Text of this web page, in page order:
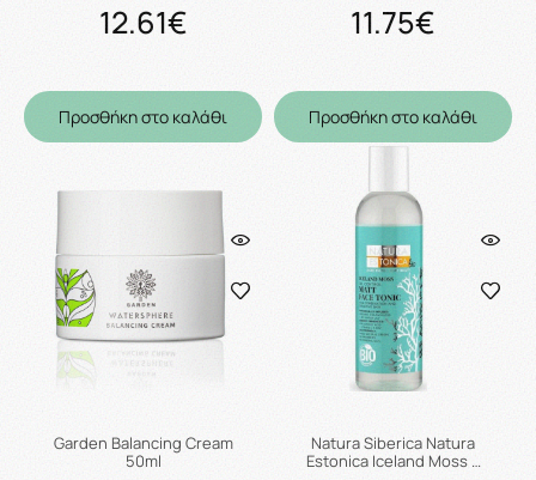
12.61€
Προσθήκη στο καλάθι
11.75€
Προσθήκη στο καλάθι
Garden Balancing Cream
50ml
Natura Siberica Natura
Estonica Iceland Moss …